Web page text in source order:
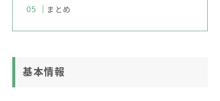
まとめ
基本情報